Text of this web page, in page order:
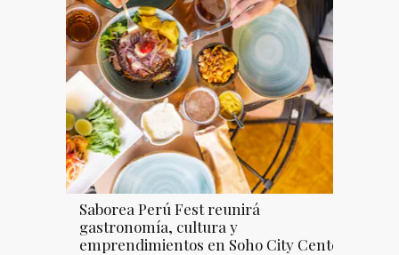
Saborea Perú Fest reunirá
gastronomía, cultura y
emprendimientos en Soho City Center